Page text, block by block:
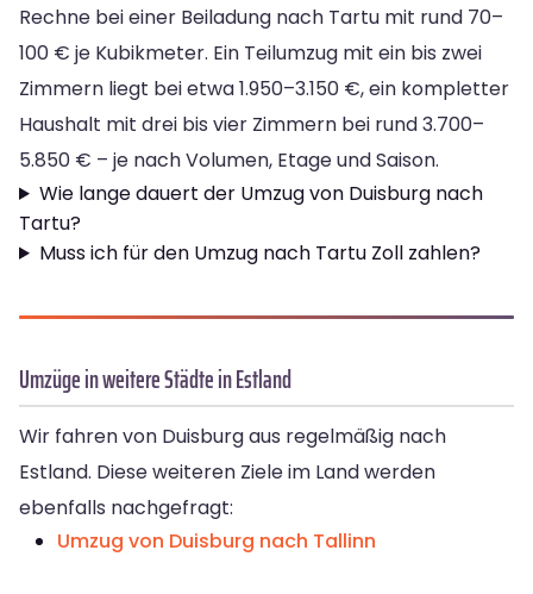
Rechne bei einer Beiladung nach Tartu mit rund 70–
100 € je Kubikmeter. Ein Teilumzug mit ein bis zwei
Zimmern liegt bei etwa 1.950–3.150 €, ein kompletter
Haushalt mit drei bis vier Zimmern bei rund 3.700–
5.850 € – je nach Volumen, Etage und Saison.
Wie lange dauert der Umzug von Duisburg nach
Tartu?
Muss ich für den Umzug nach Tartu Zoll zahlen?
Umzüge in weitere Städte in Estland
Wir fahren von Duisburg aus regelmäßig nach
Estland. Diese weiteren Ziele im Land werden
ebenfalls nachgefragt:
Umzug von Duisburg nach Tallinn